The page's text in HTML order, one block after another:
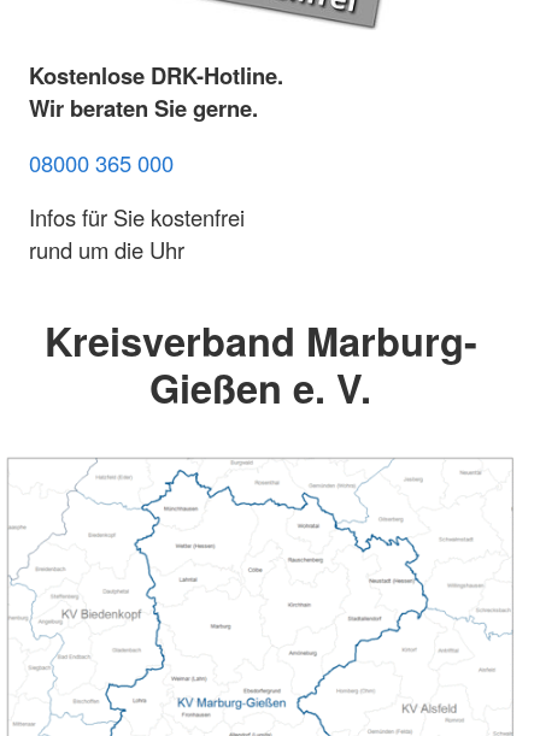
Kostenlose DRK-Hotline.
Wir beraten Sie gerne.
08000 365 000
Infos für Sie kostenfrei
rund um die Uhr
Kreisverband Marburg-
Gießen e. V.